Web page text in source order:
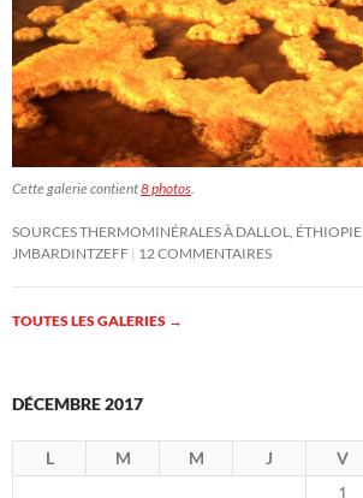
Cette galerie contient8 photos
SOURCES THERMOMINÉRALES À DALLOL, ÉTHIOPIE
JMBARDINTZEFF 12 COMMENTAIRES
TOUTES LES GALERIES →
DÉCEMBRE 2017
L M M J V
1